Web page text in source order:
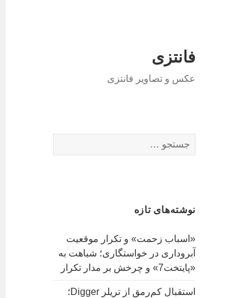
فانتزی
عکس و تصاویر فانتزی
س
ب
ا
ی
:
نوشته‌های تازه
«اسباب زحمت» و تکرار موقعیت
آبروداری در خواستگاری؛ شباهت به
«پایتخت7» و چرخش بر مدار تکرار
استقبال کم‌رمق از تریلر Digger؛